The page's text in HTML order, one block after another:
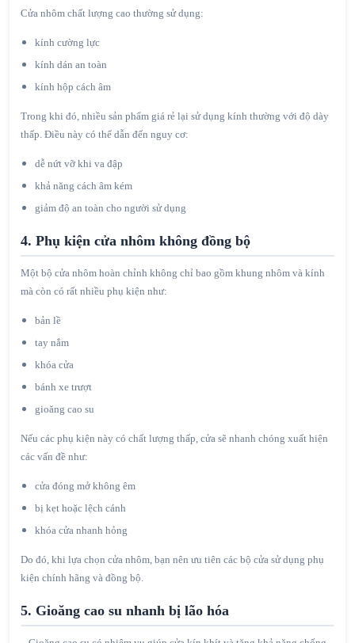
Cửa nhôm chất lượng cao thường sử dụng:
kính cường lực
kính dán an toàn
kính hộp cách âm
Trong khi đó, nhiều sản phẩm giá rẻ lại sử dụng kính thường với độ dày
thấp. Điều này có thể dẫn đến nguy cơ:
dễ nứt vỡ khi va đập
khả năng cách âm kém
giảm độ an toàn cho người sử dụng
4. Phụ kiện cửa nhôm không đồng bộ
Một bộ cửa nhôm hoàn chỉnh không chỉ bao gồm khung nhôm và kính
mà còn có rất nhiều phụ kiện như:
bản lề
tay nắm
khóa cửa
bánh xe trượt
gioăng cao su
Nếu các phụ kiện này có chất lượng thấp, cửa sẽ nhanh chóng xuất hiện
các vấn đề như:
cửa đóng mở không êm
bị kẹt hoặc lệch cánh
khóa cửa nhanh hỏng
Do đó, khi lựa chọn cửa nhôm, bạn nên ưu tiên các bộ cửa sử dụng phụ
kiện chính hãng và đồng bộ.
5. Gioăng cao su nhanh bị lão hóa